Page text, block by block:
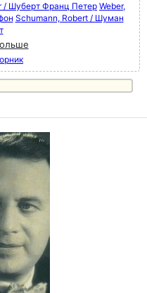
/ Шуберт Франц Петер Weber,
Schumann, Robert / Шуман